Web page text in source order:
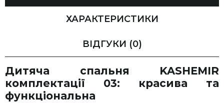
ХАРАКТЕРИСТИКИ
ВІДГУКИ (0)
Дитяча спальня KASHEMIR
комплектації 03: красива та
функціональна